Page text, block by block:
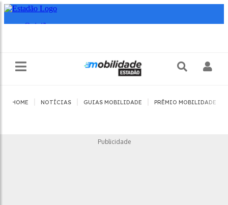
HOME NOTÍCIAS GUIAS MOBILIDADE PRÊMIO MOBILIDADE
Publicidade